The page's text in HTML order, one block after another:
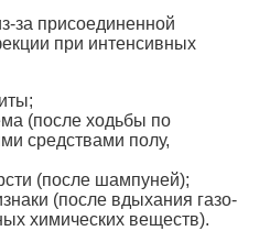
за присоединенной
при интенсивных
(после ходьбы по
средствами полу,
(после шампуней);
(после вдыхания газо-
химических веществ).